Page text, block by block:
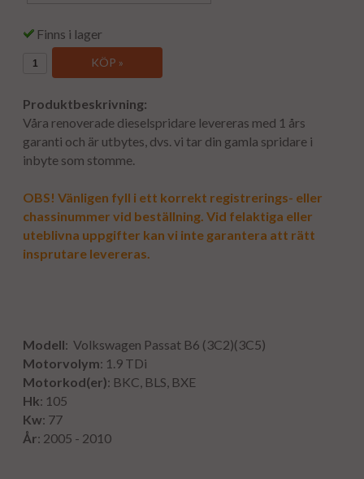
Finns i lager
KÖP »
Produktbeskrivning:
Våra renoverade dieselspridare levereras med 1 års
garanti och är utbytes, dvs. vi tar din gamla spridare i
inbyte som stomme.
OBS! Vänligen fyll i ett korrekt registrerings- eller
chassinummer vid beställning. Vid felaktiga eller
uteblivna uppgifter kan vi inte garantera att rätt
insprutare levereras.
Modell: Volkswagen Passat B6 (3C2)(3C5)
Motorvolym: 1.9 TDi
Motorkod(er): BKC, BLS, BXE
Hk: 105
Kw: 77
År: 2005 - 2010